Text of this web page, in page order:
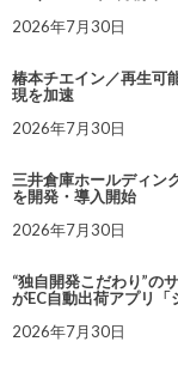
2026年7月30日
椿本チエイン／再生可
現を加速
2026年7月30日
三井倉庫ホールディン
を開発・導入開始
2026年7月30日
“独自開発こだわり”の
がEC自動出荷アプリ「
2026年7月30日